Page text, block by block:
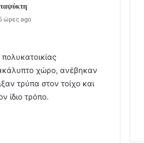
ώρες ago
ακάλυπτο χώρο, ανέβηκαν
τρύπα στον τοίχο και
ίδιο τρόπο.